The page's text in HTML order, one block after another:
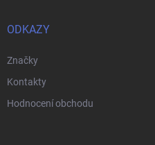
ODKAZY
Značky
Kontakty
Hodnocení obchodu